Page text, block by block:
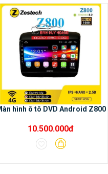
hình ô tô DVD Android Z800
10.500.000đ